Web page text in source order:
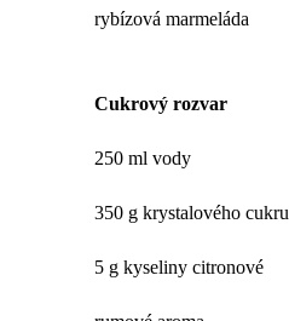
rybízová marmeláda
Cukrový rozvar
250 ml vody
350 g krystalového cukru
5 g kyseliny citronové